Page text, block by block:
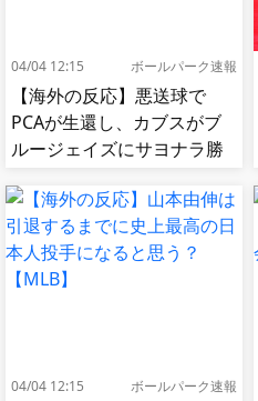
04/04 12:15 ボールパーク速報
【海外の反応】悪送球で
PCAが生還し、カブスがブ
ルージェイズにサヨナラ勝
04/04 12:15 ボールパーク速報